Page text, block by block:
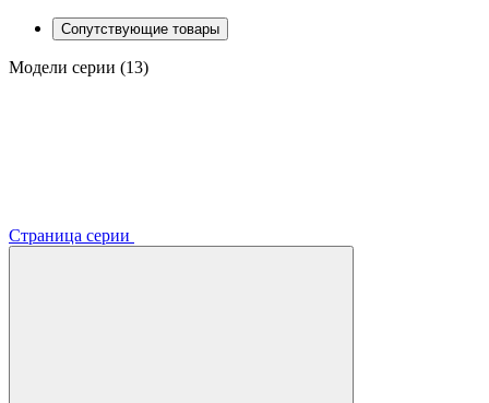
Сопутствующие товары
Модели серии (13)
Страница серии